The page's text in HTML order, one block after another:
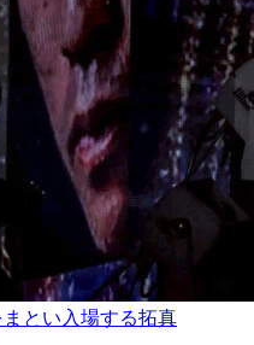
とい入場する拓真